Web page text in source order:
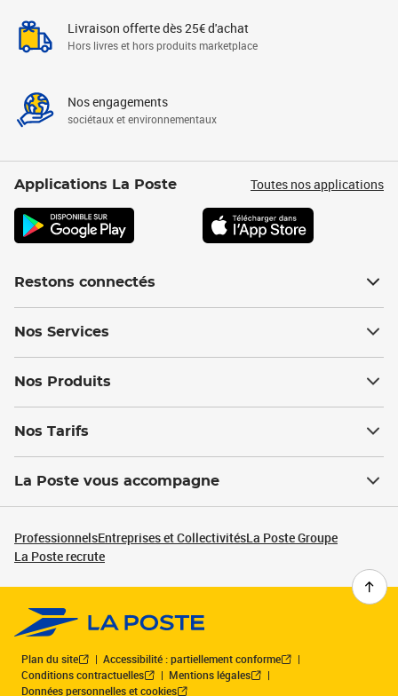
Livraison offerte dès 25€ d'achat
Hors livres et hors produits marketplace
Nos engagements
sociétaux et environnementaux
Applications La Poste Toutes nos applications
Restons connectés
Nos Services
Nos Produits
Nos Tarifs
La Poste vous accompagne
ProfessionnelsEntreprises et CollectivitésLa Poste Groupe
La Poste recrute
Plan du site
Accessibilité : partiellement conforme
Conditions contractuelles
Mentions légales
Données personnelles et cookies